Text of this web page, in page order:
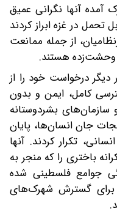
آمده آنها نگرانی عمیق
در غزه ابراز کردند
از جمله ممانعت
وحشت‌زده هستند.
درخواست خود را از
کامل، ایمن و بدون
بشردوستانه
جان انسان‌ها، پایان
تکرار کردند. آنها
باختری را که منجر به
جوامع فلسطینی شده
برای گسترش شهرک‌های